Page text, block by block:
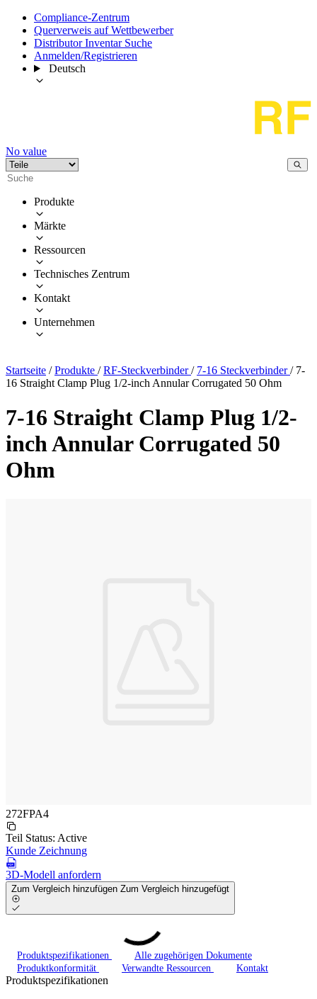
Compliance-Zentrum
Querverweis auf Wettbewerber
Distributor Inventar Suche
Anmelden/Registrieren
Deutsch
No value
Produkte
Märkte
Ressourcen
Technisches Zentrum
Kontakt
Unternehmen
Startseite / Produkte / RF-Steckverbinder/ 7-16 Steckverbinder/ 7-
16 Straight Clamp Plug 1/2-inch Annular Corrugated 50 Ohm
7-16 Straight Clamp Plug 1/2-
inch Annular Corrugated 50
Ohm
272FPA4
Teil Status: Active
Kunde Zeichnung
3D-Modell anfordern
Zum Vergleich hinzufügen Zum Vergleich hinzugefügt
Produktspezifikationen
Alle zugehörigen Dokumente
Produktkonformität
Verwandte Ressourcen Kontakt
Produktspezifikationen